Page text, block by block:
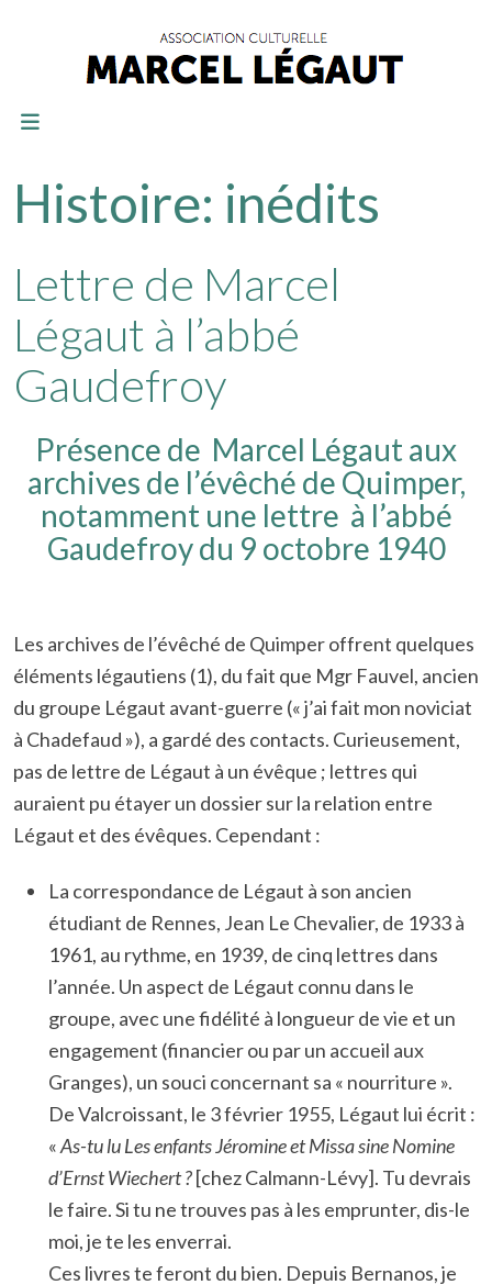
Histoire: inédits
Lettre de Marcel
Légaut à l’abbé
Gaudefroy
Présence de Marcel Légaut aux
archives de l’évêché de Quimper,
notamment une lettre à l’abbé
Gaudefroy du 9 octobre 1940
Les archives de l’évêché de Quimper offrent quelques
éléments légautiens (1), du fait que Mgr Fauvel, ancien
du groupe Légaut avant-guerre (« j’ai fait mon noviciat
à Chadefaud »), a gardé des contacts. Curieusement,
pas de lettre de Légaut à un évêque ; lettres qui
auraient pu étayer un dossier sur la relation entre
Légaut et des évêques. Cependant :
La correspondance de Légaut à son ancien
étudiant de Rennes, Jean Le Chevalier, de 1933 à
1961, au rythme, en 1939, de cinq lettres dans
l’année. Un aspect de Légaut connu dans le
groupe, avec une fidélité à longueur de vie et un
engagement (financier ou par un accueil aux
Granges), un souci concernant sa « nourriture ».
De Valcroissant, le 3 février 1955, Légaut lui écrit :
«As-tu lu Les enfants Jéromine et Missa sine Nomine
d’Ernst Wiechert ?[chez Calmann-Lévy]. Tu devrais
le faire. Si tu ne trouves pas à les emprunter, dis-le
moi, je te les enverrai.
Ces livres te feront du bien. Depuis Bernanos, je